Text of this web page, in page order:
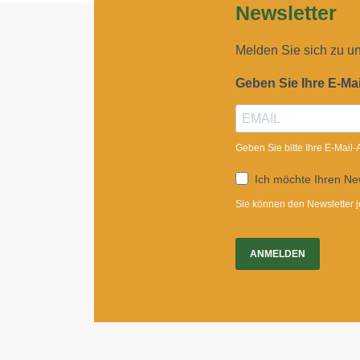
Newsletter
Melden Sie sich zu
Geben Sie Ihre E-
Geben Sie bitte Ihre E-Mail-
Ich möchte Ihren
Sie können den Newsletter
ANMELDEN